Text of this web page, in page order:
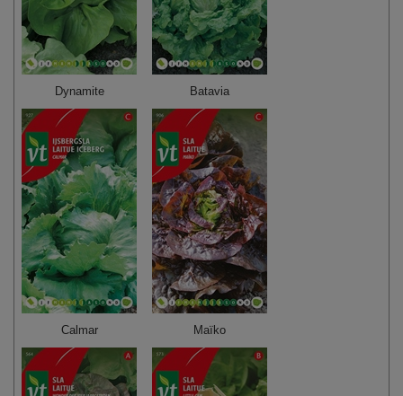
Dynamite Batavia
Calmar Maïko